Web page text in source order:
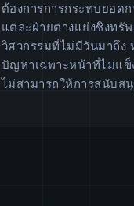
ต้องการการกระทบยอดก
แต่ละฝ่ายต่างแย่งชิงทรั
วิศวกรรมที่ไม่มีวันมาถึง
ปัญหาเฉพาะหน้าที่ไม่แข็
ไม่สามารถให้การสนับส